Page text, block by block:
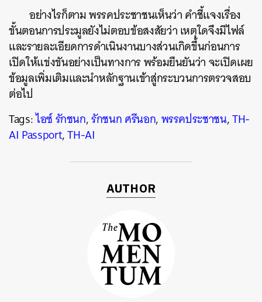
อย่างไรก็ตาม พรรคประชาชนเห็นว่า คำชี้แจงเรื่อง
ขั้นตอนการประมูลยังไม่ตอบข้อสงสัยว่า เหตุใดจึงมีไฟล์
และรายละเอียดการดำเนินงานบางส่วนเกิดขึ้นก่อนการ
เปิดให้แข่งขันอย่างเป็นทางการ พร้อมยืนยันว่า จะเปิดเผย
ข้อมูลเพิ่มเติมและนำหลักฐานเข้าสู่กระบวนการตรวจสอบ
ต่อไป
Tags:ไอซ์ รักชนก,รักชนก ศรีนอก,พรรคประชาชน,TH-
AI Passport,TH-AI
AUTHOR